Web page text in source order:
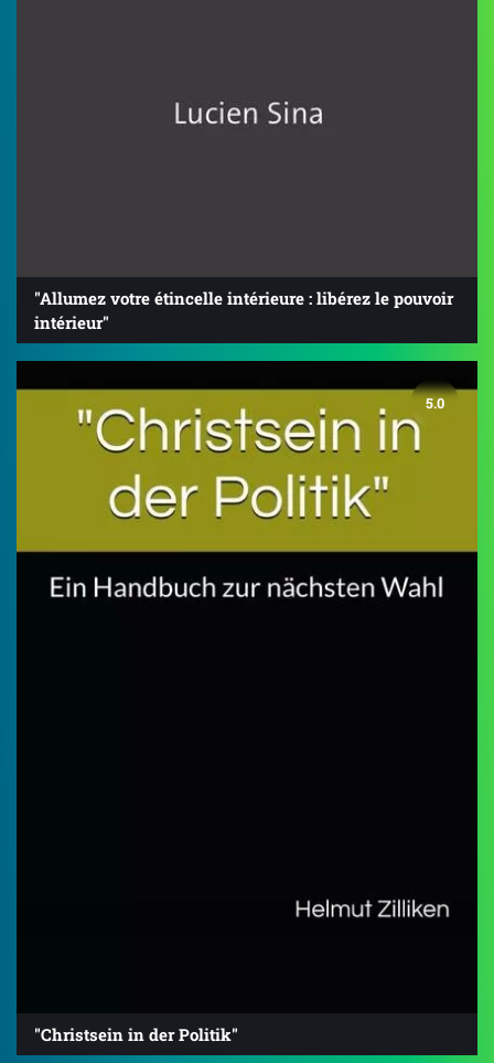
"Allumez votre étincelle intérieure : libérez le pouvoir
intérieur"
5.0
"Christsein in der Politik"